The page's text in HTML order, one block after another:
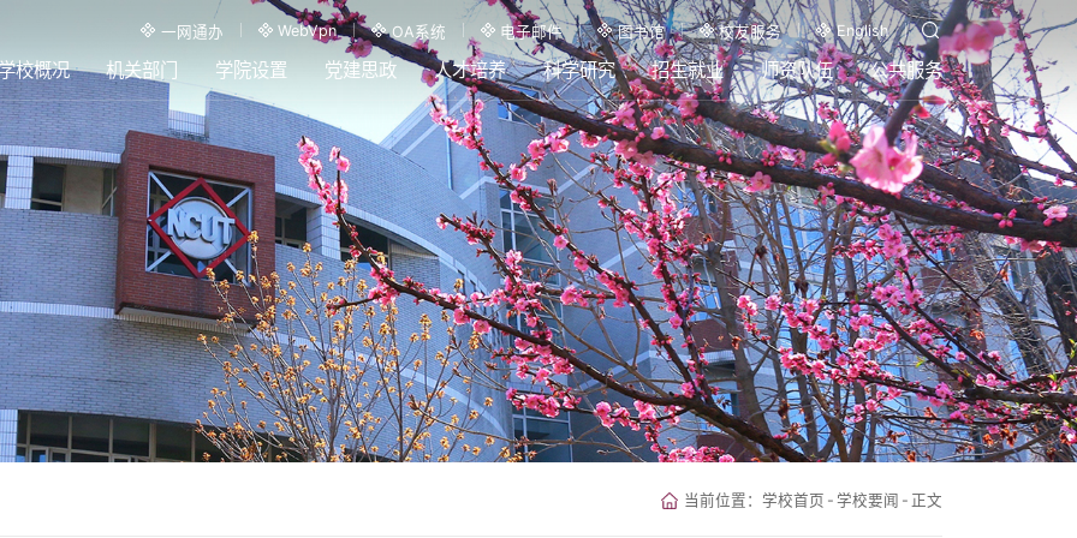
一网通办 WebVpn OA系统 电子邮件 图书馆 校友服务 English
校概况 机关部门 学院设置 党建思政 人才培养 科学研究 招生就业 师资队伍 公共服务
当前位置： 学校首页 - 学校要闻 - 正文